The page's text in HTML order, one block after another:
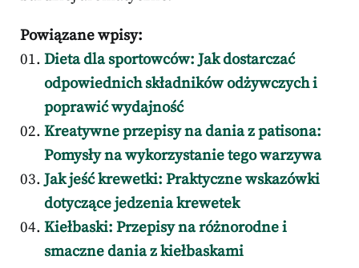
Powiązane wpisy:
Dieta dla sportowców: Jak dostarczać
odpowiednich składników odżywczych i
poprawić wydajność
Kreatywne przepisy na dania z patisona:
Pomysły na wykorzystanie tego warzywa
Jak jeść krewetki: Praktyczne wskazówki
dotyczące jedzenia krewetek
Kiełbaski: Przepisy na różnorodne i
smaczne dania z kiełbaskami